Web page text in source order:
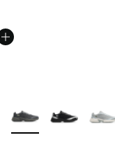
Plus de couleurs